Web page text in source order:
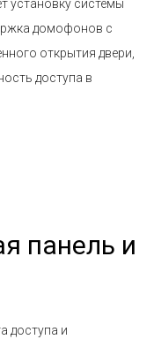
установку системы
домофонов с
открытия двери,
доступа в
панель и
доступа и